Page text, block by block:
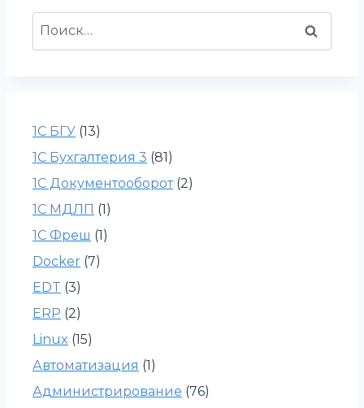
Найти:
1С БГУ (13)
1С Бухгалтерия 3 (81)
1С Документооборот(2)
1С МДЛП (1)
1С Фреш (1)
Docker (7)
EDT (3)
ERP (2)
Linux (15)
Автоматизация (1)
Администрирование (76)